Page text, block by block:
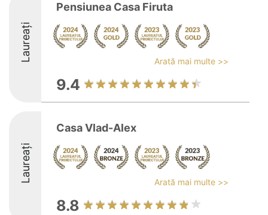
Laureați
Pensiunea Casa Firuta
Arată mai multe >>
9.4
Laureați
Casa Vlad-Alex
Arată mai multe >>
8.8